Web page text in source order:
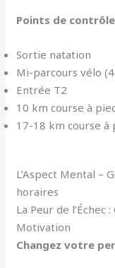
Points de
Sortie natation
Mi-parcours vélo
Entrée T2
10 km course à
17-18 km course à
L’Aspect Mental –
horaires
La Peur de
Motivation
Changez votre